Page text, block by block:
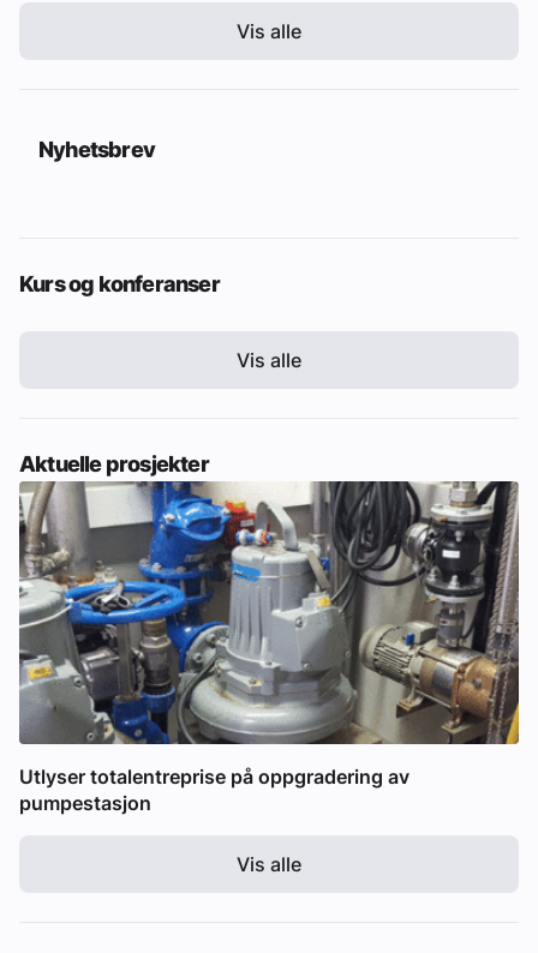
Vis alle
Nyhetsbrev
Kurs og konferanser
Vis alle
Aktuelle prosjekter
Utlyser totalentreprise på oppgradering av
pumpestasjon
Vis alle